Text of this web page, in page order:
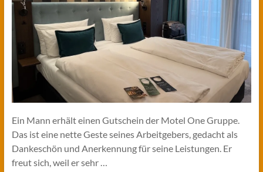
Ein Mann erhält einen Gutschein der Motel One Gruppe.
Das ist eine nette Geste seines Arbeitgebers, gedacht als
Dankeschön und Anerkennung für seine Leistungen. Er
freut sich, weil er sehr …